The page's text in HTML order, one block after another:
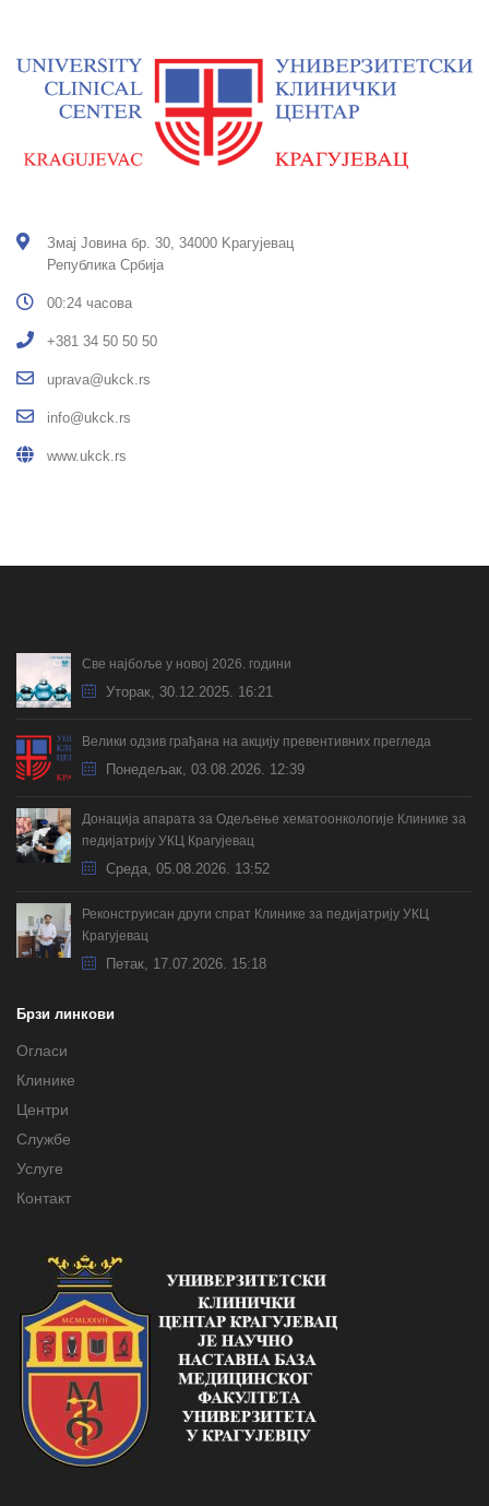
Змај Јовина бр. 30, 34000 Kрагујевац
Република Србија
00:24 часова
+381 34 50 50 50
uprava@ukck.rs
info@ukck.rs
www.ukck.rs
Све најбоље у новој 2026. години
Уторак, 30.12.2025. 16:21
Велики одзив грађана на акцију превентивних прегледа
Понедељак, 03.08.2026. 12:39
Донација апарата за Одељење хематоонкологије Клинике за
педијатрију УКЦ Крагујевац
Cреда, 05.08.2026. 13:52
Реконструисан други спрат Клинике за педијатрију УКЦ
Крагујевац
Петак, 17.07.2026. 15:18
Брзи линкови
Огласи
Клинике
Центри
Службе
Услуге
Контакт